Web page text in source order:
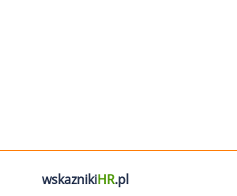
wskaznikiHR.pl